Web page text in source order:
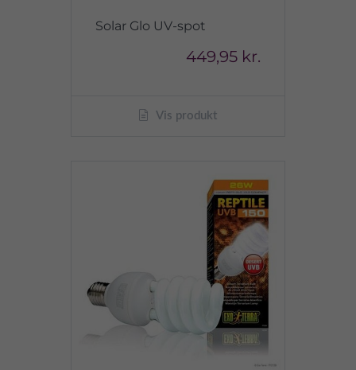
Solar Glo UV-spot
449,95 kr.
Vis produkt